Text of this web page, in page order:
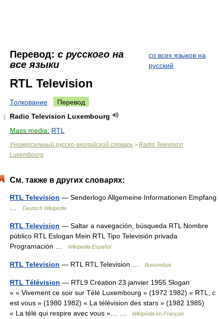
Перевод: с русского на
все языки
со всех языков на
русский
RTL Television
Толкование Перевод
1
Radio Television Luxembourg
Mass media: RTL
Универсальный русско-английский словарь > Radio Television
Luxembourg
См. также в других словарях:
RTL Television — Senderlogo Allgemeine Informationen Empfang
Deutsch Wikipedia
RTL Television — Saltar a navegación, búsqueda RTL Nombre
público RTL Eslogan Mein RTL Tipo Televisión privada
Programación …
Wikipedia Español
RTL Television — RTL RTL Television … Википедия
RTL Télévision — RTL9 Création 23 janvier 1955 Slogan
« « Vivement ce soir sur Télé Luxembourg » (1972 1982) « RTL, c
est vous » (1980 1982) « La télévision des stars » (1982 1985)
« La télé qui respire avec vous »… …
Wikipédia en Français